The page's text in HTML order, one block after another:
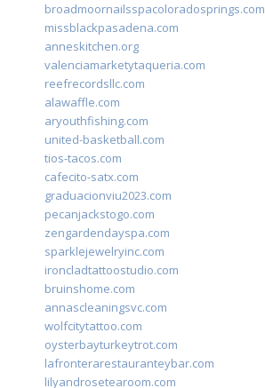
broadmoornailsspacoloradosprings.com
missblackpasadena.com
anneskitchen.org
valenciamarketytaqueria.com
reefrecordsllc.com
alawaffle.com
aryouthfishing.com
united-basketball.com
tios-tacos.com
cafecito-satx.com
graduacionviu2023.com
pecanjackstogo.com
zengardendayspa.com
sparklejewelryinc.com
ironcladtattoostudio.com
bruinshome.com
annascleaningsvc.com
wolfcitytattoo.com
oysterbayturkeytrot.com
lafronterarestauranteybar.com
lilyandrosetearoom.com